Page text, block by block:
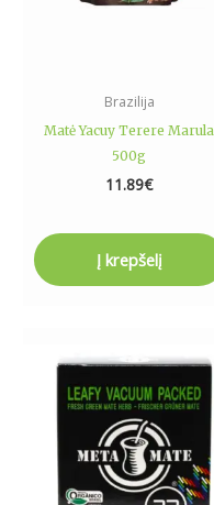
Brazilija
Matė Yacuy Terere Marula
500g
11.89€
Į krepšelį